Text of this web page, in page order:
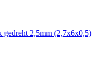
gedreht 2,5mm (2,7x6x0,5)